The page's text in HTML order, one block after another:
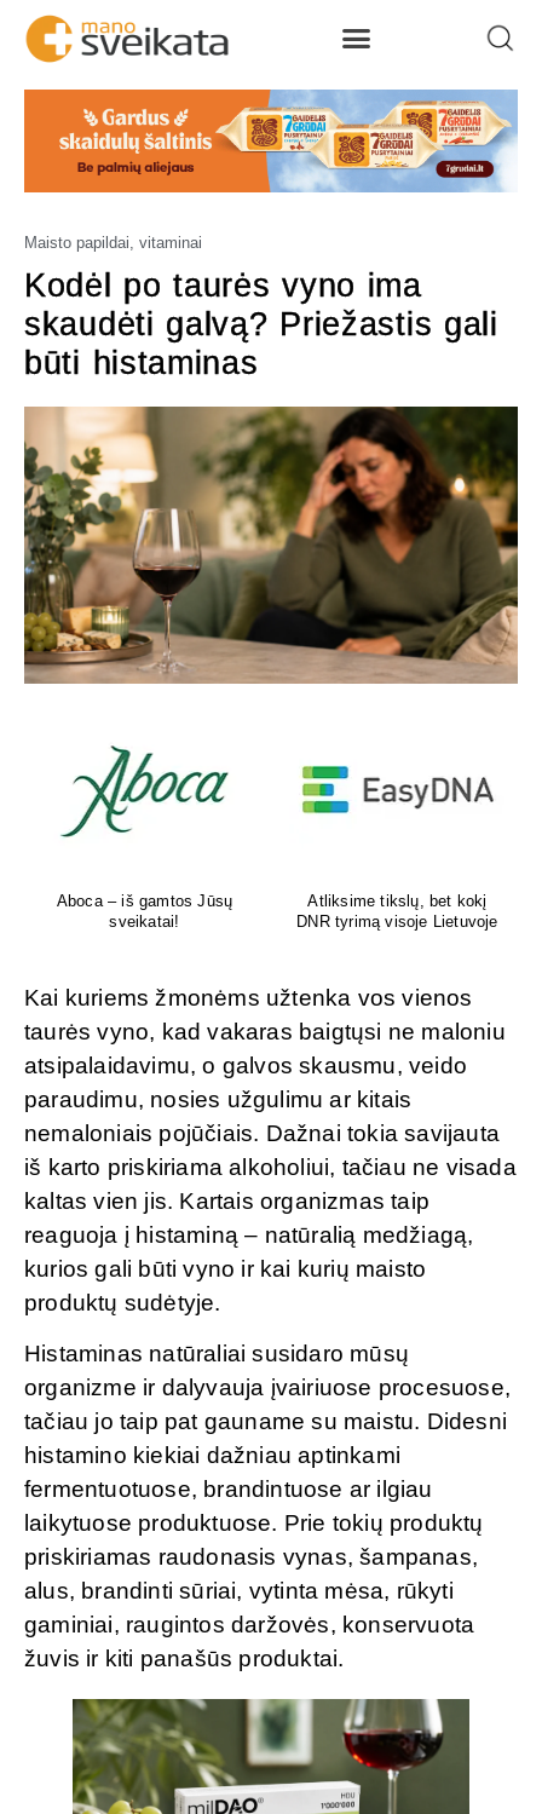
Maisto papildai, vitaminai
Kodėl po taurės vyno ima
skaudėti galvą? Priežastis gali
būti histaminas
Aboca – iš gamtos Jūsų
sveikatai!
Atliksime tikslų, bet kokį
DNR tyrimą visoje Lietuvoje
Kai kuriems žmonėms užtenka vos vienos
taurės vyno, kad vakaras baigtųsi ne maloniu
atsipalaidavimu, o galvos skausmu, veido
paraudimu, nosies užgulimu ar kitais
nemaloniais pojūčiais. Dažnai tokia savijauta
iš karto priskiriama alkoholiui, tačiau ne visada
kaltas vien jis. Kartais organizmas taip
reaguoja į histaminą – natūralią medžiagą,
kurios gali būti vyno ir kai kurių maisto
produktų sudėtyje.
Histaminas natūraliai susidaro mūsų
organizme ir dalyvauja įvairiuose procesuose,
tačiau jo taip pat gauname su maistu. Didesni
histamino kiekiai dažniau aptinkami
fermentuotuose, brandintuose ar ilgiau
laikytuose produktuose. Prie tokių produktų
priskiriamas raudonasis vynas, šampanas,
alus, brandinti sūriai, vytinta mėsa, rūkyti
gaminiai, raugintos daržovės, konservuota
žuvis ir kiti panašūs produktai.